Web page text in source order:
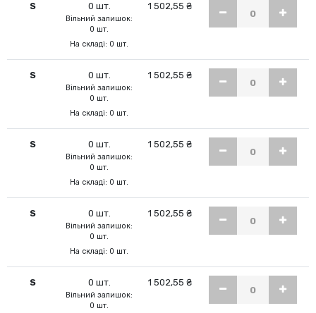
S 0 шт.
Вільний залишок:
0 шт.
На складі: 0 шт.
1 502,55 ₴
S 0 шт.
Вільний залишок:
0 шт.
На складі: 0 шт.
1 502,55 ₴
S 0 шт.
Вільний залишок:
0 шт.
На складі: 0 шт.
1 502,55 ₴
S 0 шт.
Вільний залишок:
0 шт.
На складі: 0 шт.
1 502,55 ₴
S 0 шт.
Вільний залишок:
0 шт.
1 502,55 ₴